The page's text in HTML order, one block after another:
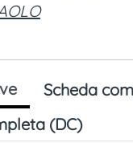
Scheda
(DC)